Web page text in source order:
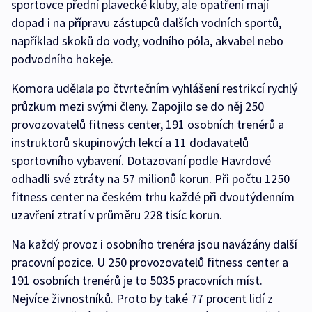
sportovce přední plavecké kluby, ale opatření mají
dopad i na přípravu zástupců dalších vodních sportů,
například skoků do vody, vodního póla, akvabel nebo
podvodního hokeje.
Komora udělala po čtvrtečním vyhlášení restrikcí rychlý
průzkum mezi svými členy. Zapojilo se do něj 250
provozovatelů fitness center, 191 osobních trenérů a
instruktorů skupinových lekcí a 11 dodavatelů
sportovního vybavení. Dotazovaní podle Havrdové
odhadli své ztráty na 57 milionů korun. Při počtu 1250
fitness center na českém trhu každé při dvoutýdenním
uzavření ztratí v průměru 228 tisíc korun.
Na každý provoz i osobního trenéra jsou navázány další
pracovní pozice. U 250 provozovatelů fitness center a
191 osobních trenérů je to 5035 pracovních míst.
Nejvíce živnostníků. Proto by také 77 procent lidí z